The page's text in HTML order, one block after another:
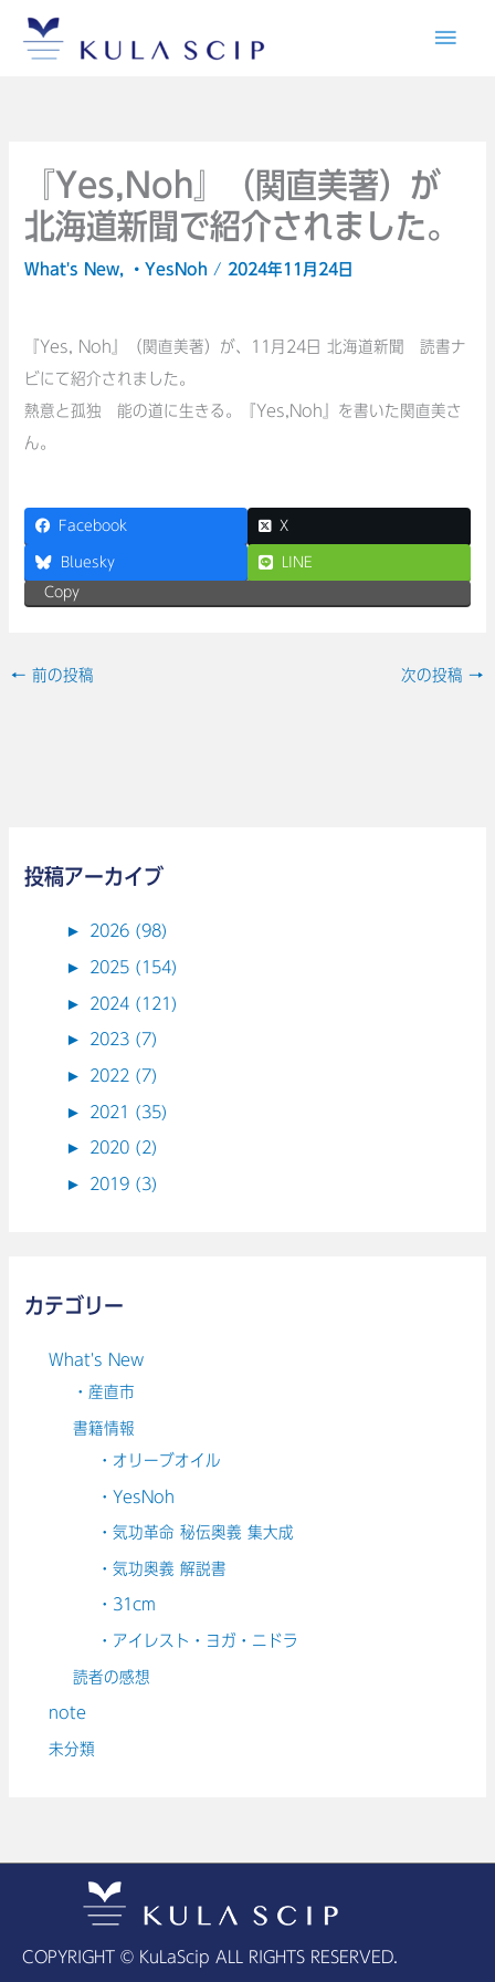
メ
メ
ニ
『Yes,Noh』（関直美著）が
北海道新聞で紹介されました。
What's New, ・YesNoh / 2024年11月24日
『Yes, Noh』（関直美著）が、11月24日 北海道新聞 読書ナ
ビにて紹介されました。
熱意と孤独 能の道に生きる。『Yes,Noh』を書いた関直美さ
ん。
Facebook X
Bluesky
LINE
Copy
← 前の投稿 次の投稿→
投稿アーカイブ
► 2026 (98)
► 2025 (154)
► 2024 (121)
► 2023 (7)
► 2022 (7)
► 2021 (35)
► 2020 (2)
► 2019 (3)
カテゴリー
What's New
・産直市
書籍情報
・オリーブオイル
・YesNoh
・気功革命 秘伝奥義 集大成
・気功奥義 解説書
・31cm
・アイレスト・ヨガ・ニドラ
読者の感想
note
未分類
COPYRIGHT © KuLaScip ALL RIGHTS RESERVED.